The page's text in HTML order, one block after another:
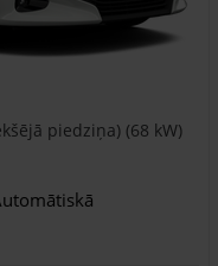
piedziņa) (68 kW)